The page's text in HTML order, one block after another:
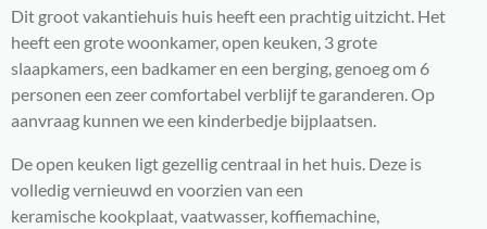
Dit groot vakantiehuis huis heeft een prachtig uitzicht. Het
heeft een grote woonkamer, open keuken, 3 grote
slaapkamers, een badkamer en een berging, genoeg om 6
personen een zeer comfortabel verblijf te garanderen. Op
aanvraag kunnen we een kinderbedje bijplaatsen.
De open keuken ligt gezellig centraal in het huis. Deze is
volledig vernieuwd en voorzien van een
keramische kookplaat, vaatwasser, koffiemachine,